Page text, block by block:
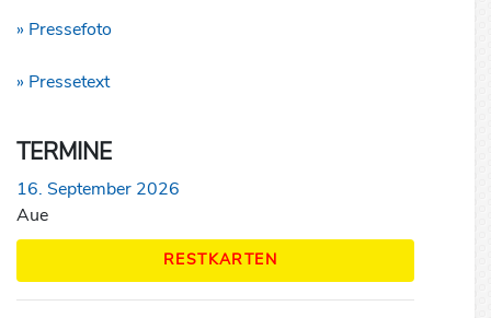
» Pressefoto
» Pressetext
TERMINE
16. September 2026
Aue
RESTKARTEN